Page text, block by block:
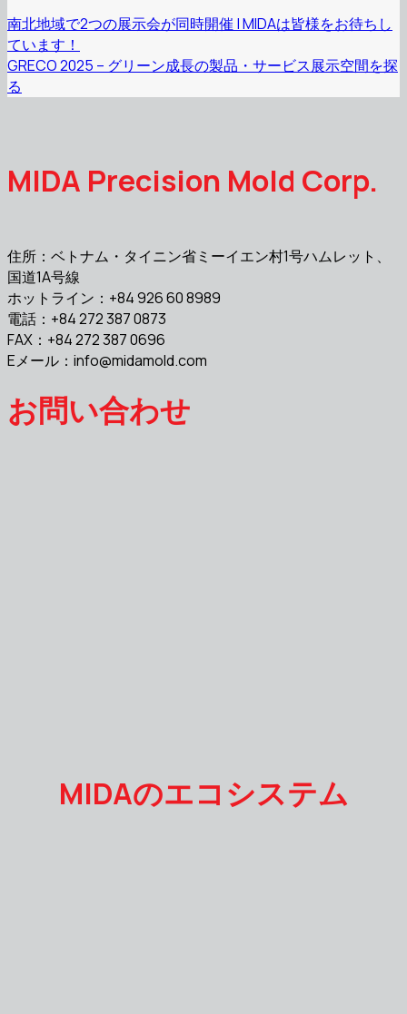
南北地域で2つの展示会が同時開催 | MIDAは皆様をお待ちし
ています！
GRECO 2025 – グリーン成長の製品・サービス展示空間を探
る
MIDA Precision Mold Corp.
住所：ベトナム・タイニン省ミーイエン村1号ハムレット、
国道1A号線
ホットライン：+84 926 60 8989
電話：+84 272 387 0873
FAX：+84 272 387 0696
Eメール： info@midamold.com
お問い合わせ
MIDAのエコシステム